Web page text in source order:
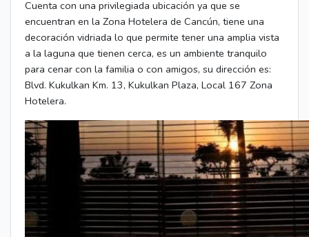
Cuenta con una privilegiada ubicación ya que se
encuentran en la Zona Hotelera de Cancún, tiene una
decoración vidriada lo que permite tener una amplia vista
a la laguna que tienen cerca, es un ambiente tranquilo
para cenar con la familia o con amigos, su dirección es:
Blvd. Kukulkan Km. 13, Kukulkan Plaza, Local 167 Zona
Hotelera.